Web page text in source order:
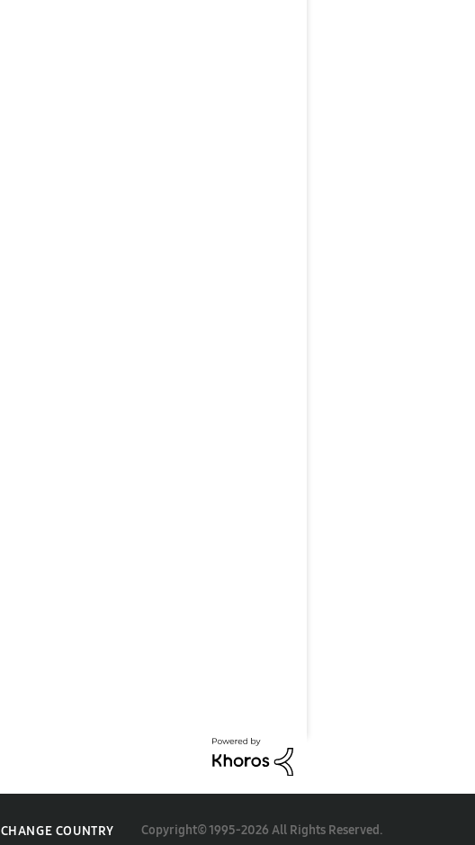
CHANGE COUNTRY Copyright© 1995-2026 All Rights Reserved.